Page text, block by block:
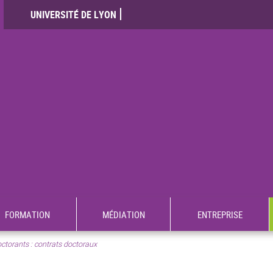
UNIVERSITÉ DE LYON
FORMATION MÉDIATION ENTREPRISE
: contrats doctoraux